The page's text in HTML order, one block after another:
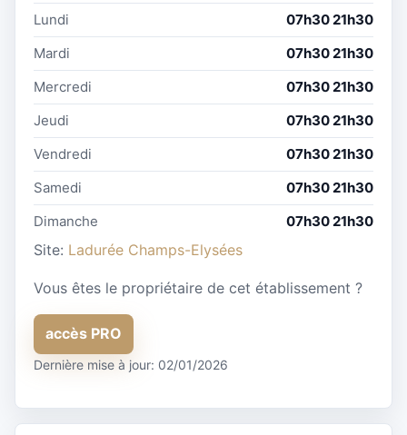
Lundi
07h30 21h30
Mardi
07h30 21h30
Mercredi
07h30 21h30
Jeudi
07h30 21h30
Vendredi
07h30 21h30
Samedi
07h30 21h30
Dimanche
07h30 21h30
Site: Ladurée Champs-Elysées
Vous êtes le propriétaire de cet établissement ?
accès PRO
Dernière mise à jour: 02/01/2026